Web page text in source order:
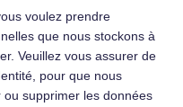
voulez prendre
que nous stockons à
Veuillez vous assurer de
pour que nous
supprimer les données